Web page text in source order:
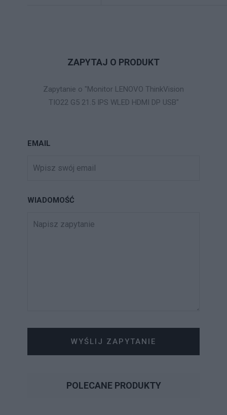
ZAPYTAJ O PRODUKT
Zapytanie o "Monitor LENOVO ThinkVision
TIO22 G5 21.5 IPS WLED HDMI DP USB"
EMAIL
WIADOMOŚĆ
WYŚLIJ ZAPYTANIE
POLECANE PRODUKTY